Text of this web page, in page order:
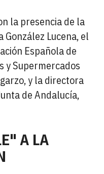
la presencia de la
González Lucena, el
Española de
y Supermercados
y la directora
de Andalucía,
A LA